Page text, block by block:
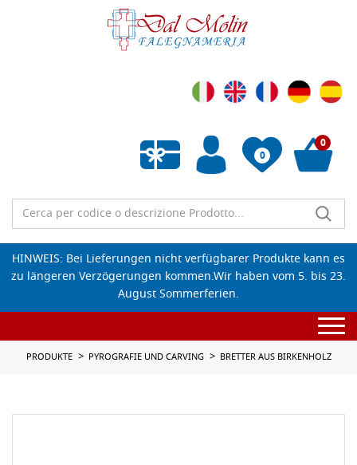
0
Wunschliste leeren
0
HINWEIS: Bei Lieferungen nicht verfügbarer Produkte kann es
zu längeren Verzögerungen kommen.Wir haben vom 5. bis 23.
August Sommerferien.
PRODUKTE PYROGRAFIE UND CARVING BRETTER AUS BIRKENHOLZ